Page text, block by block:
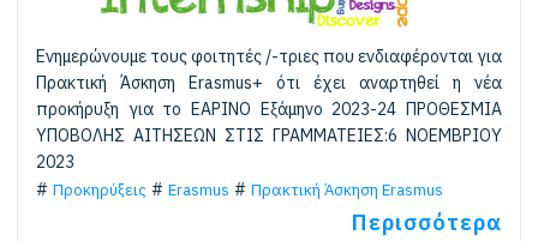
Ενημερώνουμε τους φοιτητές /-τριες που ενδιαφέρονται για
Πρακτική Άσκηση Erasmus+ ότι έχει αναρτηθεί η νέα
προκήρυξη για το ΕΑΡΙΝΟ Εξάμηνο 2023-24 ΠΡΟΘΕΣΜΙΑ
ΥΠΟΒΟΛΗΣ ΑΙΤΗΣΕΩΝ ΣΤΙΣ ΓΡΑΜΜΑΤΕΙΕΣ:6 ΝΟΕΜΒΡΙΟΥ
2023
Προκηρύξεις
Erasmus Πρακτική Άσκηση Erasmus
Περισσότερα